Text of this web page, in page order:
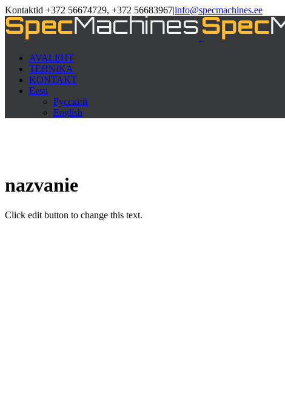
Kontaktid +372 56674729, +372 56683967|info@specmachines.ee
AVALEHT
TEHNIKA
KONTAKT
Eesti
Русский
English
nazvanie
Click edit button to change this text.